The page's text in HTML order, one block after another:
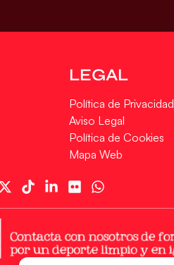
LEGAL
Política de Privacidad
Aviso Legal
Política de Cookies
Mapa Web